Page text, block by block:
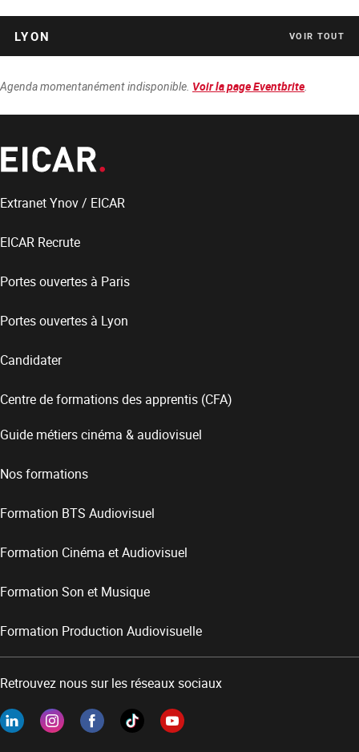
LYON VOIR TOUT
Agenda momentanément indisponible. Voir la page Eventbrite.
Extranet Ynov / EICAR
EICAR Recrute
Portes ouvertes à Paris
Portes ouvertes à Lyon
Candidater
Centre de formations des apprentis (CFA)
Guide métiers cinéma & audiovisuel
Nos formations
Formation BTS Audiovisuel
Formation Cinéma et Audiovisuel
Formation Son et Musique
Formation Production Audiovisuelle
Retrouvez nous sur les réseaux sociaux